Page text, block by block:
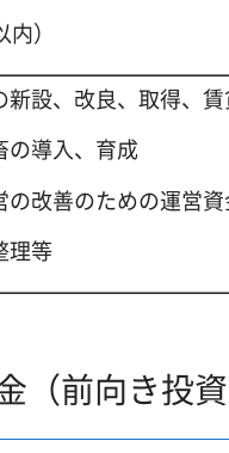
内）
新設、改良、取得、賃
の導入、育成
の改善のための運営資
理等
（前向き投資